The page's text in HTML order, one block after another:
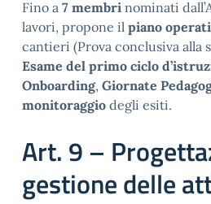
Fino a 7 membri nominati
lavori, propone il piano
cantieri (Prova conclusiva alla
Esame del primo ciclo
Onboarding, Giornate
monitoraggio degli esiti.
Art. 9 –
gestione delle